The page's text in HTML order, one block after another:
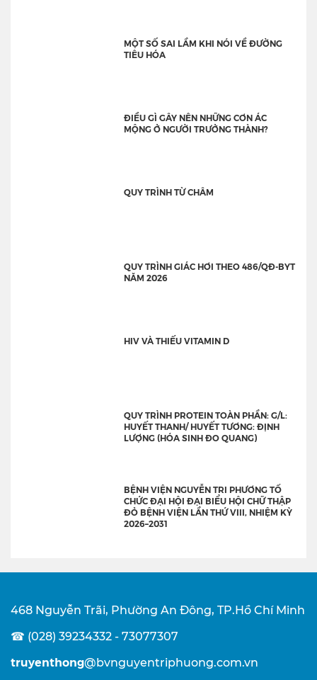
MỘT SỐ SAI LẦM KHI NÓI VỀ ĐƯỜNG
TIÊU HÓA
ĐIỀU GÌ GÂY NÊN NHỮNG CƠN ÁC
MỘNG Ở NGƯỜI TRƯỞNG THÀNH?
QUY TRÌNH TỪ CHÂM
QUY TRÌNH GIÁC HƠI THEO 486/QĐ-BYT
NĂM 2026
HIV VÀ THIẾU VITAMIN D
QUY TRÌNH PROTEIN TOÀN PHẦN: G/L:
HUYẾT THANH/ HUYẾT TƯƠNG: ĐỊNH
LƯỢNG (HÓA SINH ĐO QUANG)
BỆNH VIỆN NGUYỄN TRI PHƯƠNG TỔ
CHỨC ĐẠI HỘI ĐẠI BIỂU HỘI CHỮ THẬP
ĐỎ BỆNH VIỆN LẦN THỨ VIII, NHIỆM KỲ
2026–2031
468 Nguyễn Trãi, Phường An Đông, TP.Hồ Chí Minh
☎ (028) 39234332 - 73077307
truyenthong@bvnguyentriphuong.com.vn